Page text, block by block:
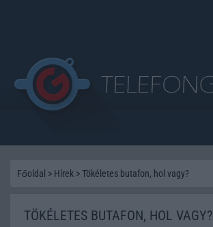
Főoldal > Hírek >Tökéletes butafon, hol vagy?
TÖKÉLETES BUTAFON, HOL VAGY?